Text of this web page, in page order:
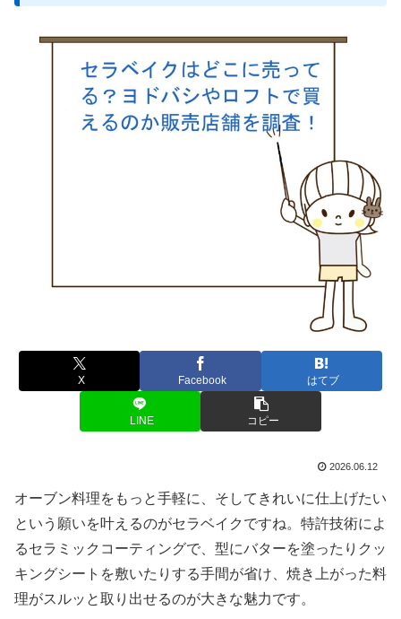
X Facebook はてブ
LINE コピー
2026.06.12
オーブン料理をもっと手軽に、そしてきれいに仕上げたい
という願いを叶えるのがセラベイクですね。特許技術によ
るセラミックコーティングで、型にバターを塗ったりクッ
キングシートを敷いたりする手間が省け、焼き上がった料
理がスルッと取り出せるのが大きな魅力です。